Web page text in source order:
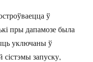
ў
пры дапамозе была
уключаны ў
сістэмы запуску,